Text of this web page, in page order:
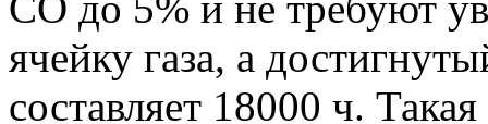
ячейку газа, а
составляет 18000 ч.